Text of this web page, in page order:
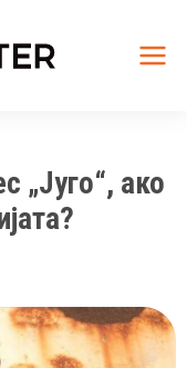
„Југо“, ако